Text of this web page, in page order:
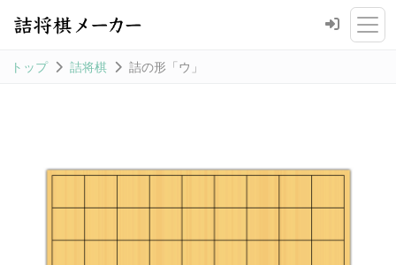
トップ 詰将棋 詰の形「ウ」